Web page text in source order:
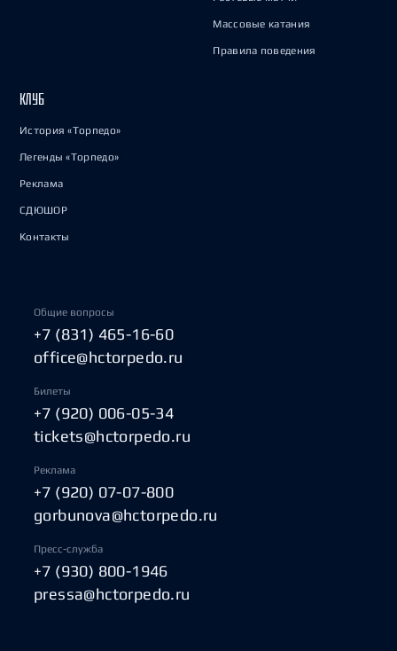
Массовые катания
Правила поведения
КЛУБ
История «Торпедо»
Легенды «Торпедо»
Реклама
СДЮШОР
Контакты
Общие вопросы
+7 (831) 465-16-60
office@hctorpedo.ru
Билеты
+7 (920) 006-05-34
tickets@hctorpedo.ru
Реклама
+7 (920) 07-07-800
gorbunova@hctorpedo.ru
Пресс-служба
+7 (930) 800-1946
pressa@hctorpedo.ru